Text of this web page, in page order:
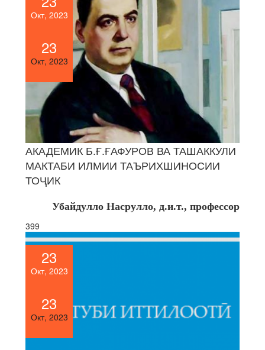
Окт, 2023
23
Окт, 2023
АКАДЕМИК Б.Ғ.ҒАФУРОВ ВА ТАШАККУЛИ
МАКТАБИ ИЛМИИ ТАЪРИХШИНОСИИ
ТОҶИК
Убайдулло Насрулло, д.и.т., профессор
399
23
Окт, 2023
23
Окт, 2023